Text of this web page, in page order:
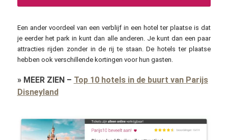
Een ander voordeel van een verblijf in een hotel ter plaatse is dat
je eerder het park in kunt dan alle anderen. Je kunt dan een paar
attracties rijden zonder in de rij te staan. De hotels ter plaatse
hebben ook verschillende kortingen voor hun gasten.
» MEER ZIEN– Top 10 hotels in de buurt van Parijs
Disneyland